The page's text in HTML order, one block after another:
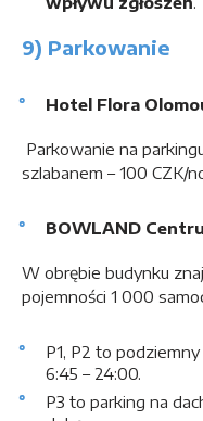
9) Parkowanie
Hotel Flora
Parkowanie na
szlabanem – 100 CZK/
BOWLAND
W obrębie budynku
pojemności 1 000
P1, P2 to
6:45 – 24:00.
P3 to parking na